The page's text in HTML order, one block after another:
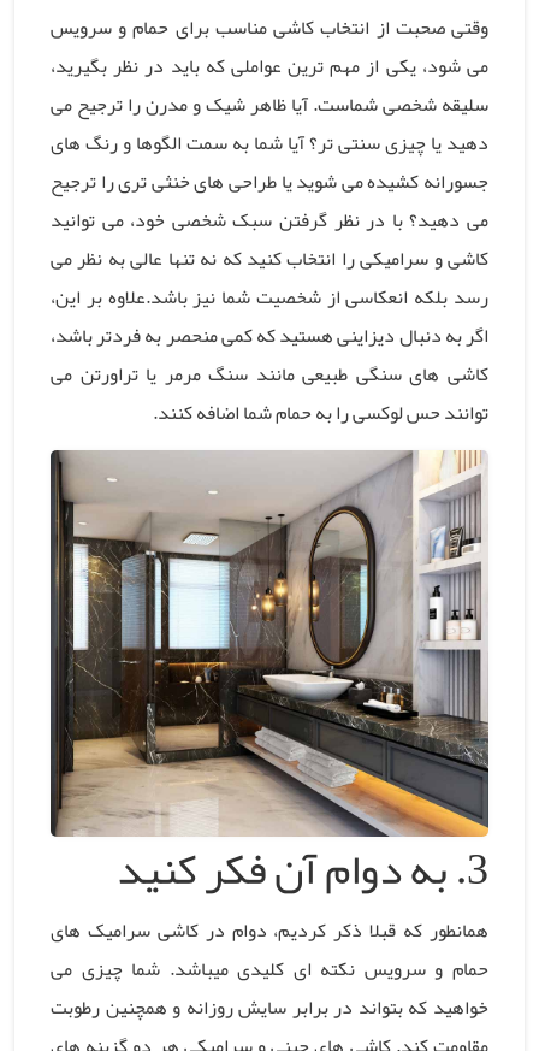
وقتی صحبت از انتخاب کاشی مناسب برای حمام و سرویس
می شود، یکی از مهم ترین عواملی که باید در نظر بگیرید،
سلیقه شخصی شماست. آیا ظاهر شیک و مدرن را ترجیح می
دهید یا چیزی سنتی تر؟ آیا شما به سمت الگوها و رنگ های
جسورانه کشیده می شوید یا طراحی های خنثی تری را ترجیح
می دهید؟ با در نظر گرفتن سبک شخصی خود، می توانید
کاشی و سرامیکی را انتخاب کنید که نه تنها عالی به نظر می
رسد بلکه انعکاسی از شخصیت شما نیز باشد.علاوه بر این،
اگر به دنبال دیزاینی هستید که کمی منحصر به فردتر باشد،
کاشی های سنگی طبیعی مانند سنگ مرمر یا تراورتن می
توانند حس لوکسی را به حمام شما اضافه کنند.
3. به دوام آن فکر کنید
همانطور که قبلا ذکر کردیم، دوام در کاشی سرامیک های
حمام و سرویس نکته ای کلیدی میباشد. شما چیزی می
خواهید که بتواند در برابر سایش روزانه و همچنین رطوبت